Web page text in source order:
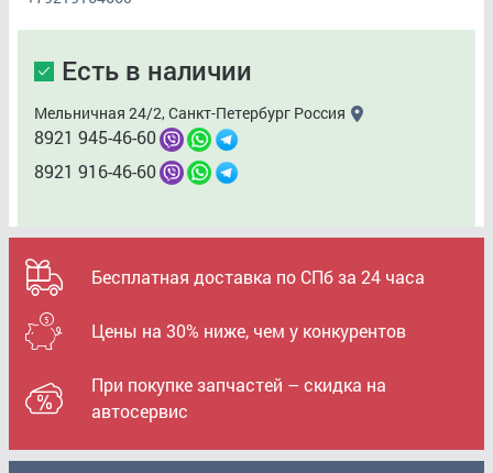
Есть в наличии
Мельничная 24/2, Санкт-Петербург Россия
8921 945-46-60
8921 916-46-60
Бесплатная доставка по СПб за 24 часа
Цены на 30% ниже, чем у конкурентов
При покупке запчастей – скидка на
автосервис